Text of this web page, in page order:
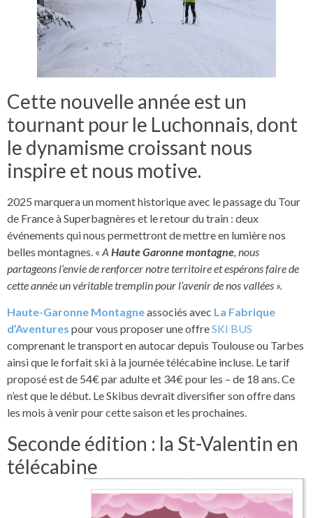
Cette nouvelle année est un
tournant pour le Luchonnais, dont
le dynamisme croissant nous
inspire et nous motive.
2025 marquera un moment historique avec le passage du Tour
de France à Superbagnères et le retour du train : deux
événements qui nous permettront de mettre en lumière nos
belles montagnes. « A Haute Garonne montagne, nous
partageons l’envie de renforcer notre territoire et espérons faire de
cette année un véritable tremplin pour l’avenir de nos vallées ».
Haute-Garonne Montagneassociés avec La Fabrique
d’Aventures pour vous proposer une offreSKI BUS
comprenant le transport en autocar depuis Toulouse ou Tarbes
ainsi que le forfait ski à la journée télécabine incluse. Le tarif
proposé est de 54€ par adulte et 34€ pour les – de 18 ans. Ce
n’est que le début. Le Skibus devrait diversifier son offre dans
les mois à venir pour cette saison et les prochaines.
Seconde édition : la St-Valentin en
télécabine